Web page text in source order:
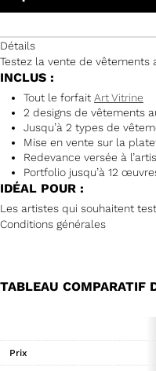
Détails
Testez la vente de vêtements
INCLUS :
Tout le forfait Art Vitrine
2 designs de vêtements
Jusqu’à 2 types de
Mise en vente sur la
Redevance versée à
Portfolio jusqu’à 12
IDÉAL POUR :
Les artistes qui souhaitent
Conditions générales
TABLEAU COMPARATIF
Prix